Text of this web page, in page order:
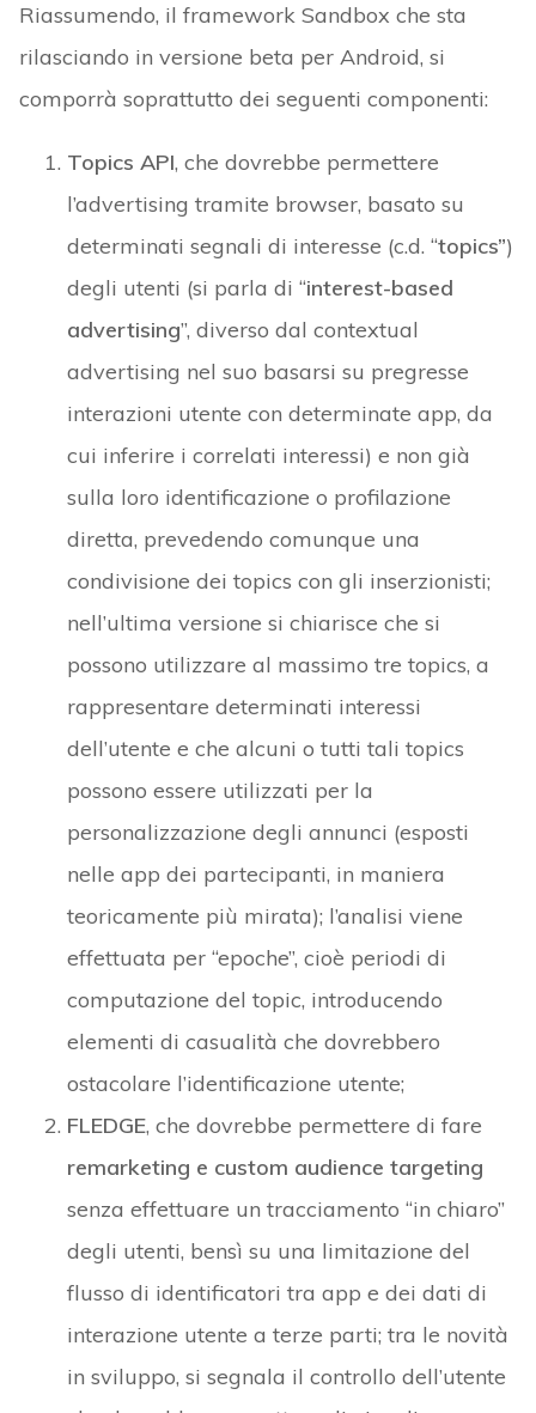
Riassumendo, il framework Sandbox che sta
rilasciando in versione beta per Android, si
comporrà soprattutto dei seguenti componenti:
Topics API, che dovrebbe permettere
l’advertising tramite browser, basato su
determinati segnali di interesse (c.d. “topics”)
degli utenti (si parla di “interest-based
advertising”, diverso dal contextual
advertising nel suo basarsi su pregresse
interazioni utente con determinate app, da
cui inferire i correlati interessi) e non già
sulla loro identificazione o profilazione
diretta, prevedendo comunque una
condivisione dei topics con gli inserzionisti;
nell’ultima versione si chiarisce che si
possono utilizzare al massimo tre topics, a
rappresentare determinati interessi
dell’utente e che alcuni o tutti tali topics
possono essere utilizzati per la
personalizzazione degli annunci (esposti
nelle app dei partecipanti, in maniera
teoricamente più mirata); l’analisi viene
effettuata per “epoche”, cioè periodi di
computazione del topic, introducendo
elementi di casualità che dovrebbero
ostacolare l’identificazione utente;
FLEDGE, che dovrebbe permettere di fare
remarketing e custom audience targeting
senza effettuare un tracciamento “in chiaro”
degli utenti, bensì su una limitazione del
flusso di identificatori tra app e dei dati di
interazione utente a terze parti; tra le novità
in sviluppo, si segnala il controllo dell’utente